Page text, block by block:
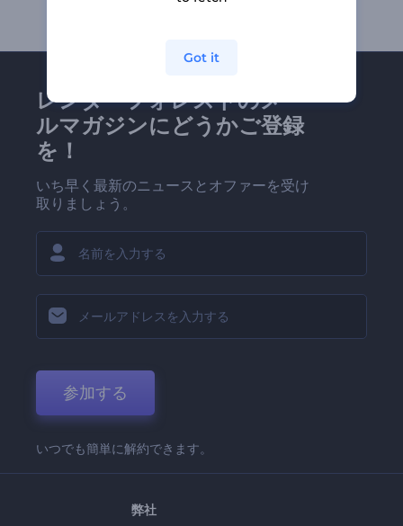
レンダーフォレストのメー
ルマガジンにどうかご登録
を！
いち早く最新のニュースとオファーを受け
取りましょう。
参加する
いつでも簡単に解約できます。
弊社
Got it